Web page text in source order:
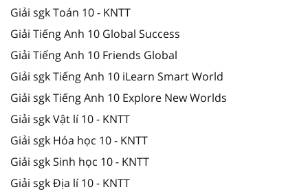
Giải sgk Toán 10 - KNTT
Giải Tiếng Anh 10 Global Success
Giải Tiếng Anh 10 Friends Global
Giải sgk Tiếng Anh 10 iLearn Smart World
Giải sgk Tiếng Anh 10 Explore New Worlds
Giải sgk Vật lí 10 - KNTT
Giải sgk Hóa học 10 - KNTT
Giải sgk Sinh học 10 - KNTT
Giải sgk Địa lí 10 - KNTT